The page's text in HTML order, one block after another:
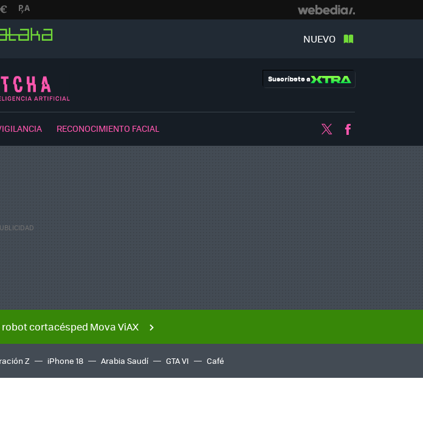
NUEVO
Suscríbete a
RECONOCIMIENTO FACIAL Twitter
cortacésped Mova ViAX
Z iPhone 18 Arabia Saudí GTA VI Café